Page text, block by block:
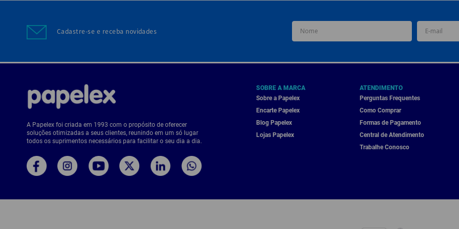
Cadastre-se e receba novidades
A Papelex foi criada em 1993 com o propósito de oferecer
soluções otimizadas a seus clientes, reunindo em um só lugar
todos os suprimentos necessários para facilitar o seu dia a dia.
SOBRE A MARCA
Sobre a Papelex
Encarte Papelex
Blog Papelex
Lojas Papelex
ATENDIMENTO
Perguntas Frequentes
Como Comprar
Formas de Pagamento
Central de Atendimento
Trabalhe Conosco